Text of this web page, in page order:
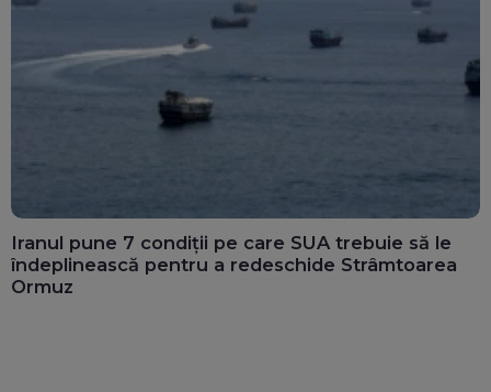
Iranul pune 7 condiții pe care SUA trebuie să le
îndeplinească pentru a redeschide Strâmtoarea
Ormuz